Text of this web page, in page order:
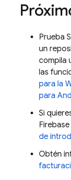
Prueba
un
compila
las
para la
para
Si
de
Obtén